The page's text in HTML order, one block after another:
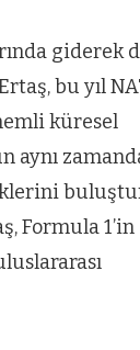
giderek
bu yıl
küresel
aynı
Formula 1’in